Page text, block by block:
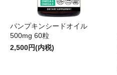
パンプキンシードオイル
500mg 60粒
2,500円(内税)